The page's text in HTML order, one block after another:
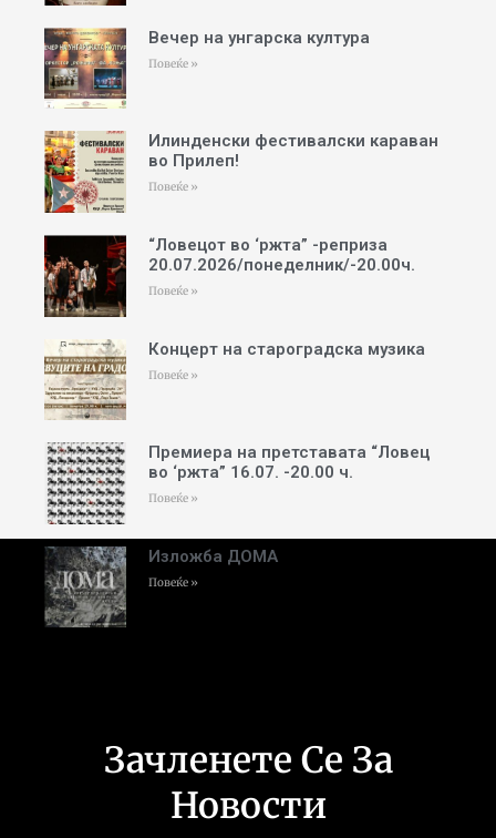
Вечер на унгарска култура
Повеќе »
Илинденски фестивалски караван
во Прилеп!
Повеќе »
“Ловецот во ‘ржта” -реприза
20.07.2026/понеделник/-20.00ч.
Повеќе »
Концерт на староградска музика
Повеќе »
Премиера на претставата “Ловец
во ‘ржта” 16.07. -20.00 ч.
Повеќе »
Изложба ДОМА
Повеќе »
Зачленете Се За
Новости